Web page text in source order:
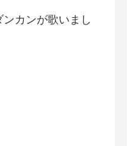
カンが歌いまし